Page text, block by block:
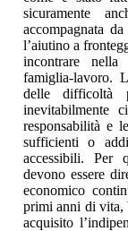
sicuramente
accompagnata
l’aiutino a
incontrare nella
famiglia-lavoro.
delle difficoltà
inevitabilmente
responsabilità e
sufficienti o
accessibili. Per
devono essere
economico
primi anni di vita,
acquisito